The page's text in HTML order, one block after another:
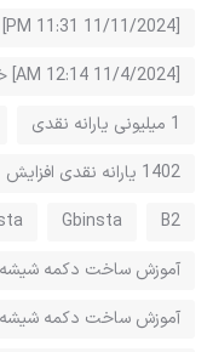
[11/11/2024 11:31 PM] افزایش فالوور ایرانی در اینستاگرام
[11/4/2024 12:14 AM] خرید ممبر گروه تلگرام
1 میلیونی یارانه نقدی
1402 یارانه نقدی افزایش
B2
Gbinsta
آموزش ساخت دکمه
آموزش ساخت دکمه شیشه